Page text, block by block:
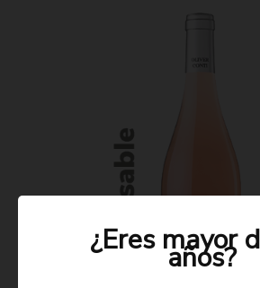
¿Eres mayor
años?